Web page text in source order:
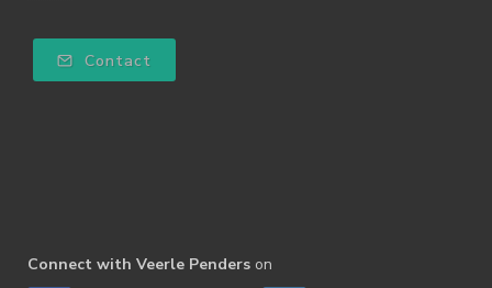
Contact
Connect with Veerle Penders on